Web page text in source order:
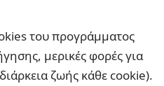
του προγράμματος
μερικές φορές για
ζωής κάθε cookie).